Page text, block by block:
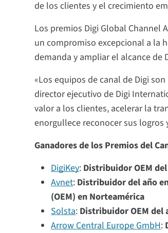
de los clientes y el crecimiento
Los premios Digi Global Channel
un compromiso excepcional a la
demanda y ampliar el alcance de
«Los equipos de canal de Digi
director ejecutivo de Digi
valor a los clientes, acelerar la
enorgullece reconocer sus logros
Ganadores de los Premios del
DigiKey: Distribuidor OEM
Avnet: Distribuidor del año
(OEM) en Norteamérica
Solsta: Distribuidor OEM del
Arrow Central Europe GmbH: